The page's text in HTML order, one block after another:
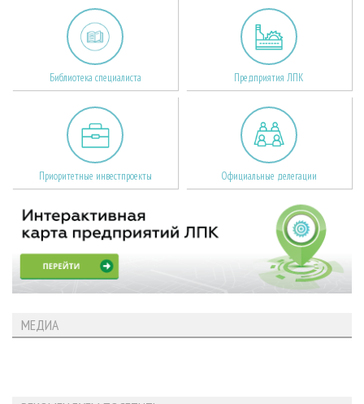
Библиотека специалиста Предприятия ЛПК
Приоритетные инвестпроекты Официальные делегации
МЕДИА